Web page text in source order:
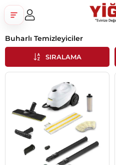
Üye Girişi Üye Ol
Buharlı Temizleyiciler
SIRALAMA